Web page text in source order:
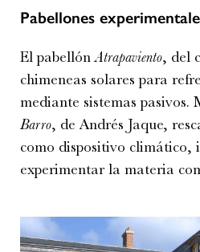
Pabellones
El pabellónAtrapaviento, del
chimeneas solares para
mediante sistemas pasivos.
Barro, de Andrés Jaque,
como dispositivo climático,
experimentar la materia